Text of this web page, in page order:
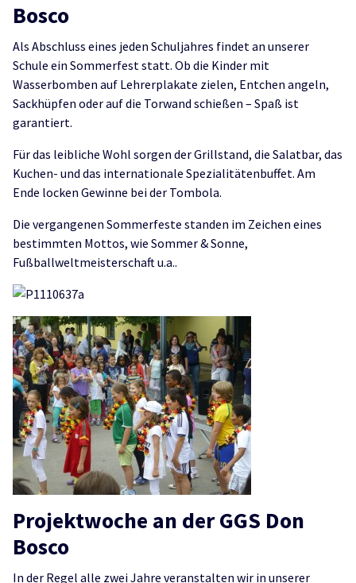
Bosco
Als Abschluss eines jeden Schuljahres findet an unserer
Schule ein Sommerfest statt. Ob die Kinder mit
Wasserbomben auf Lehrerplakate zielen, Entchen angeln,
Sackhüpfen oder auf die Torwand schießen – Spaß ist
garantiert.
Für das leibliche Wohl sorgen der Grillstand, die Salatbar, das
Kuchen- und das internationale Spezialitätenbuffet. Am
Ende locken Gewinne bei der Tombola.
Die vergangenen Sommerfeste standen im Zeichen eines
bestimmten Mottos, wie Sommer & Sonne,
Fußballweltmeisterschaft u.a..
Projektwoche an der GGS Don
Bosco
In der Regel alle zwei Jahre veranstalten wir in unserer